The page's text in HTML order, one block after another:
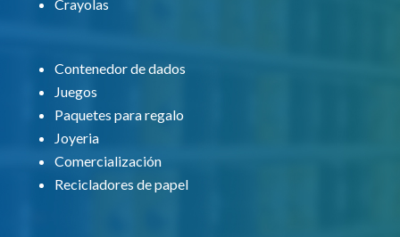
Crayolas
Contenedor de dados
Juegos
Paquetes para regalo
Joyeria
Comercialización
Recicladores de papel